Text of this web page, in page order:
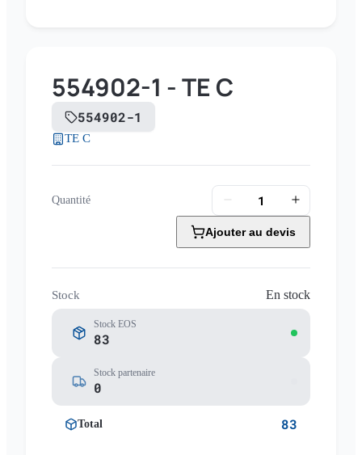
554902-1 - TE C
554902-1
TE C
Quantité
Ajouter au devis
Stock En stock
Stock EOS
83
Stock partenaire
0
Total 83